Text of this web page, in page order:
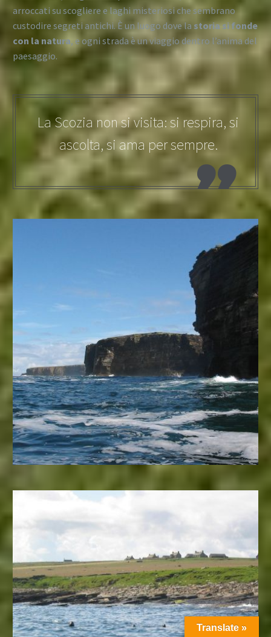
arroccati su scogliere e laghi misteriosi che sembrano
custodire segreti antichi. È un luogo dove la storia si fonde
con la natura, e ogni strada è un viaggio dentro l’anima del
paesaggio.
La Scozia non si visita: si respira, si
ascolta, si ama per sempre.

Translate »